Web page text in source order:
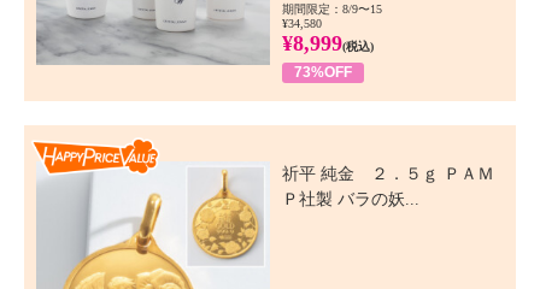
期間限定：8/9〜15
¥34,580
¥8,999(税込)
73%OFF
祈平 純金 ２．５ｇ ＰＡＭ
Ｐ社製 バラの妖...